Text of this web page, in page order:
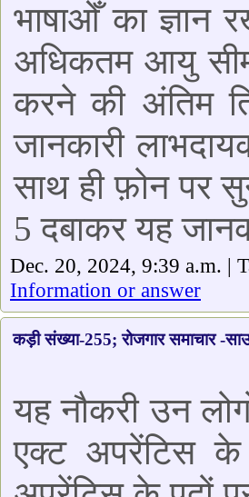
भाषाओँ का ज्ञान
अधिकतम आयु
करने की अंतिम
जानकारी
साथ ही फ़ोन पर
5 दबाकर यह
Dec. 20, 2024, 9:39 a.m. |
Information or answer
कड़ी संख्या-255; रोजगार समाचार -
यह नौकरी उन
एक्ट अपरेंटिस के